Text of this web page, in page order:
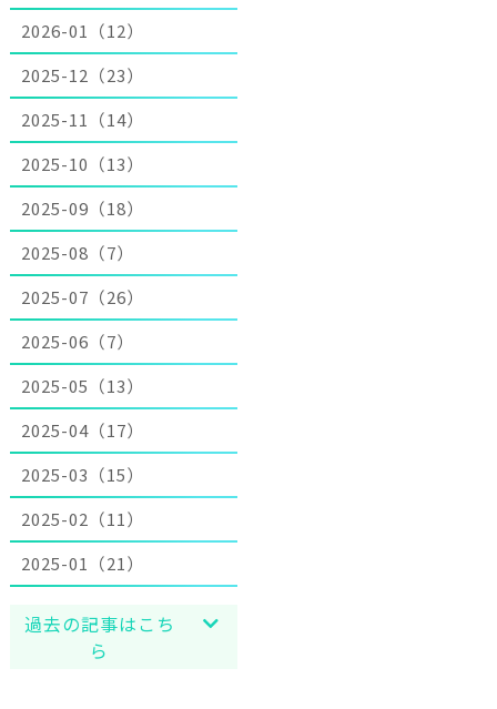
2026-01（12）
2025-12（23）
2025-11（14）
2025-10（13）
2025-09（18）
2025-08（7）
2025-07（26）
2025-06（7）
2025-05（13）
2025-04（17）
2025-03（15）
2025-02（11）
2025-01（21）
過去の記事はこち
ら